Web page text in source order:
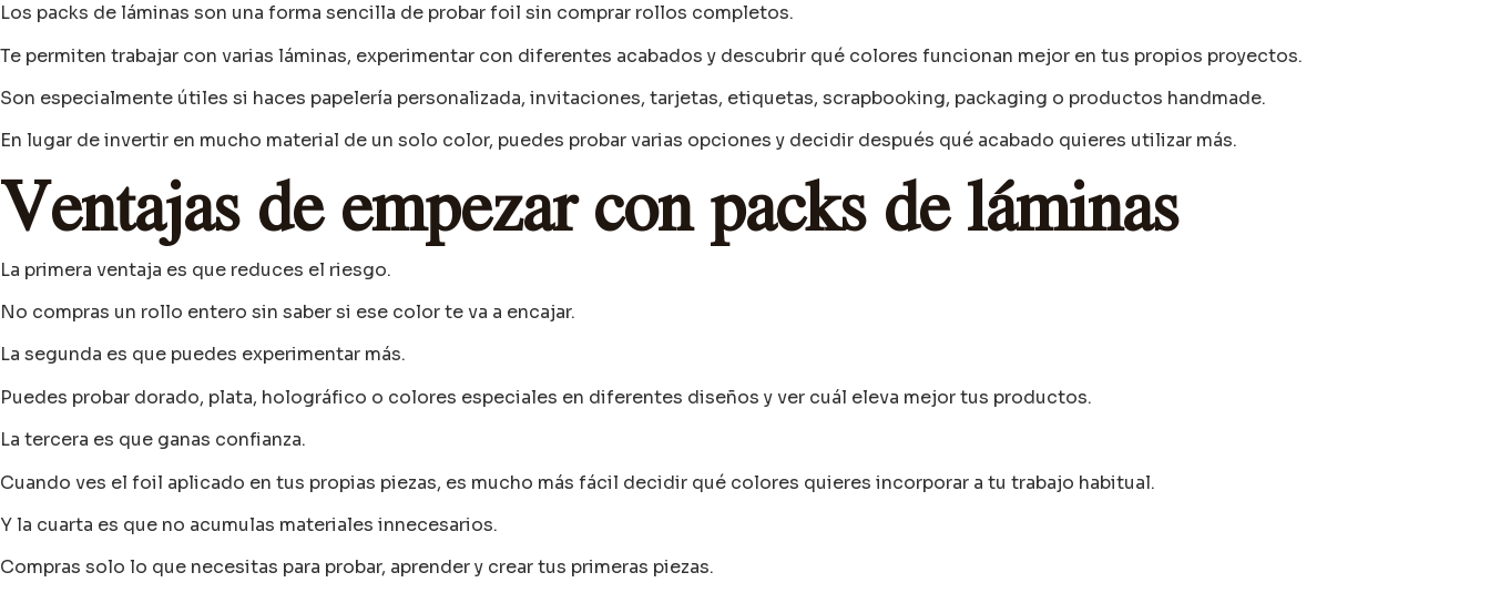
Los packs de láminas son una forma sencilla de probar foil sin comprar rollos completos.
Te permiten trabajar con varias láminas, experimentar con diferentes acabados y descubrir qué colores funcionan mejor en tus propios proyectos.
Son especialmente útiles si haces papelería personalizada, invitaciones, tarjetas, etiquetas, scrapbooking, packaging o productos handmade.
En lugar de invertir en mucho material de un solo color, puedes probar varias opciones y decidir después qué acabado quieres utilizar más.
Ventajas de empezar con packs de láminas
La primera ventaja es que reduces el riesgo.
No compras un rollo entero sin saber si ese color te va a encajar.
La segunda es que puedes experimentar más.
Puedes probar dorado, plata, holográfico o colores especiales en diferentes diseños y ver cuál eleva mejor tus productos.
La tercera es que ganas confianza.
Cuando ves el foil aplicado en tus propias piezas, es mucho más fácil decidir qué colores quieres incorporar a tu trabajo habitual.
Y la cuarta es que no acumulas materiales innecesarios.
Compras solo lo que necesitas para probar, aprender y crear tus primeras piezas.